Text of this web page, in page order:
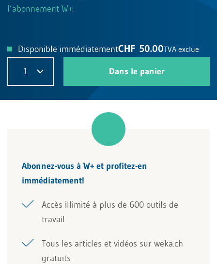
l’abonnement W+.
Disponible immédiatementCHF 50.00TVA exclue
1 Dans le panier
Abonnez-vous à W+ et profitez-en
immédiatement!
Accès illimité à plus de 600 outils de
travail
Tous les articles et vidéos sur weka.ch
gratuits